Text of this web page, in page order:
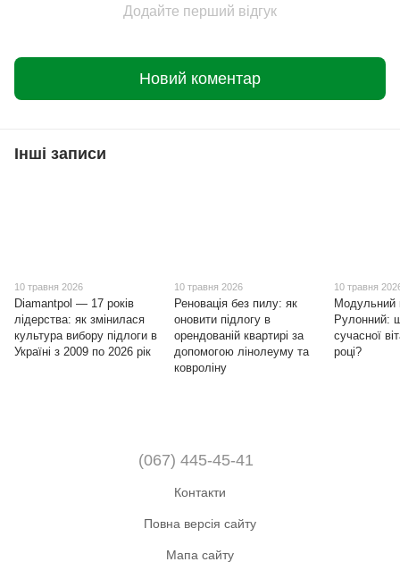
Додайте перший відгук
Новий коментар
Інші записи
10 травня 2026
Diamantpol — 17 років
лідерства: як змінилася
культура вибору підлоги в
Україні з 2009 по 2026 рік
10 травня 2026
Реновація без пилу: як
оновити підлогу в
орендованій квартирі за
допомогою лінолеуму та
ковроліну
10 травня
Модульний
Рулонний:
сучасної
році?
(067) 445-45-41
Контакти
Повна версія сайту
Мапа сайту